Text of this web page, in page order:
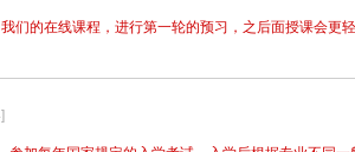
们的在线课程，进行第一轮的预习，之后面授课会更
]